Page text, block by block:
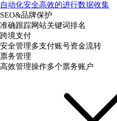
自动化安全高效的进行数据收集
SEO&品牌保护
准确跟踪网站关键词排名
跨境支付
安全管理多支付账号资金流转
票务管理
高效管理操作多个票务账户